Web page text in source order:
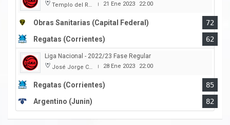
Templo del Rock | 21 Ene 2023 22:00
Obras Sanitarias (Capital Federal)
72
Regatas (Corrientes)
62
Liga Nacional - 2022/23 Fase Regular
José Jorge Contte | 28 Ene 2023 22:00
Regatas (Corrientes)
85
Argentino (Junin)
82